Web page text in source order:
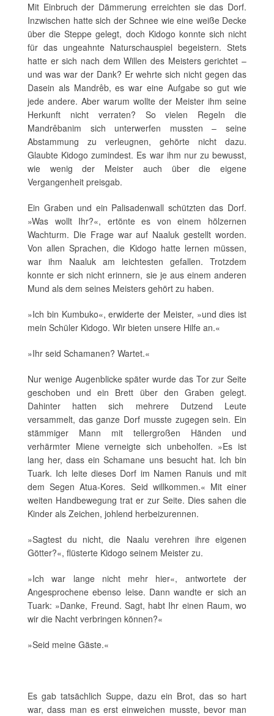
Mit Einbruch der Dämmerung erreichten sie das Dorf.
Inzwischen hatte sich der Schnee wie eine weiße Decke
über die Steppe gelegt, doch Kidogo konnte sich nicht
für das ungeahnte Naturschauspiel begeistern. Stets
hatte er sich nach dem Willen des Meisters gerichtet –
und was war der Dank? Er wehrte sich nicht gegen das
Dasein als Mandrêb, es war eine Aufgabe so gut wie
jede andere. Aber warum wollte der Meister ihm seine
Herkunft nicht verraten? So vielen Regeln die
Mandrêbanim sich unterwerfen mussten – seine
Abstammung zu verleugnen, gehörte nicht dazu.
Glaubte Kidogo zumindest. Es war ihm nur zu bewusst,
wie wenig der Meister auch über die eigene
Vergangenheit preisgab.
Ein Graben und ein Palisadenwall schützten das Dorf.
»Was wollt Ihr?«, ertönte es von einem hölzernen
Wachturm. Die Frage war auf Naaluk gestellt worden.
Von allen Sprachen, die Kidogo hatte lernen müssen,
war ihm Naaluk am leichtesten gefallen. Trotzdem
konnte er sich nicht erinnern, sie je aus einem anderen
Mund als dem seines Meisters gehört zu haben.
»Ich bin Kumbuko«, erwiderte der Meister, »und dies ist
mein Schüler Kidogo. Wir bieten unsere Hilfe an.«
»Ihr seid Schamanen? Wartet.«
Nur wenige Augenblicke später wurde das Tor zur Seite
geschoben und ein Brett über den Graben gelegt.
Dahinter hatten sich mehrere Dutzend Leute
versammelt, das ganze Dorf musste zugegen sein. Ein
stämmiger Mann mit tellergroßen Händen und
verhärmter Miene verneigte sich unbeholfen. »Es ist
lang her, dass ein Schamane uns besucht hat. Ich bin
Tuark. Ich leite dieses Dorf im Namen Ranuis und mit
dem Segen Atua-Kores. Seid willkommen.« Mit einer
weiten Handbewegung trat er zur Seite. Dies sahen die
Kinder als Zeichen, johlend herbeizurennen.
»Sagtest du nicht, die Naalu verehren ihre eigenen
Götter?«, flüsterte Kidogo seinem Meister zu.
»Ich war lange nicht mehr hier«, antwortete der
Angesprochene ebenso leise. Dann wandte er sich an
Tuark: »Danke, Freund. Sagt, habt Ihr einen Raum, wo
wir die Nacht verbringen können?«
»Seid meine Gäste.«
Es gab tatsächlich Suppe, dazu ein Brot, das so hart
war, dass man es erst einweichen musste, bevor man